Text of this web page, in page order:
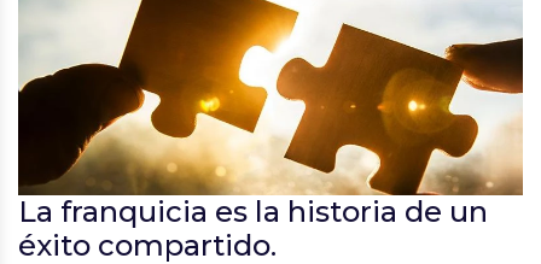
La franquicia es la historia de un
éxito compartido.